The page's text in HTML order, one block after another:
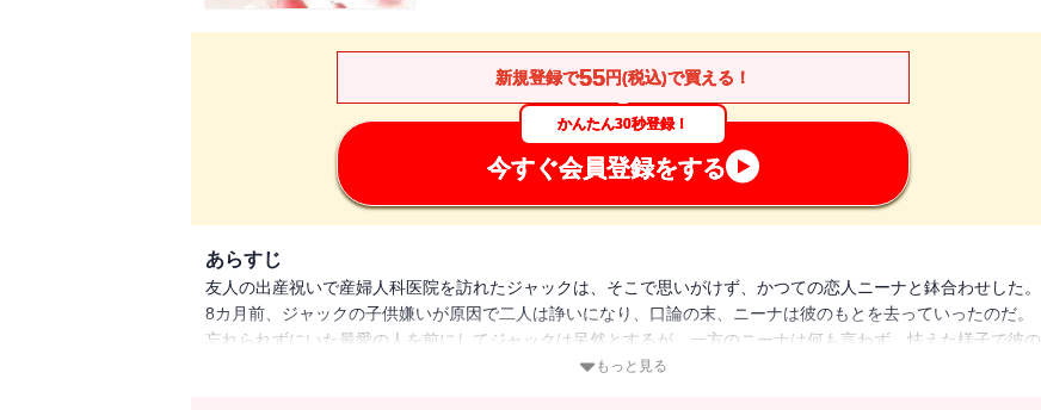
新規登録で55円(税込)で買える！
かんたん30秒登録！
今すぐ会員登録をする
あらすじ
友人の出産祝いで産婦人科医院を訪れたジャックは、そこで思いがけず、かつての恋人ニーナと鉢合わせした。
8カ月前、ジャックの子供嫌いが原因で二人は諍いになり、口論の末、ニーナは彼のもとを去っていったのだ。
忘れられずにいた最愛の人を前にしてジャックは呆然とするが、一方のニーナは何も言わず、怯えた様子で彼の
脇を過ぎていく。なぜニーナがこんな場所に？ しかも、入院患者の服を着て。まさか……ある可能性が頭をよ
もっと見る